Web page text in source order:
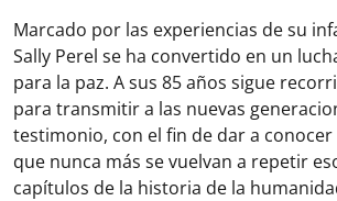
Marcado por las experiencias de su
Sally Perel se ha convertido en un
para la paz. A sus 85 años sigue
para transmitir a las nuevas
testimonio, con el fin de dar a
que nunca más se vuelvan a repetir
capítulos de la historia de la